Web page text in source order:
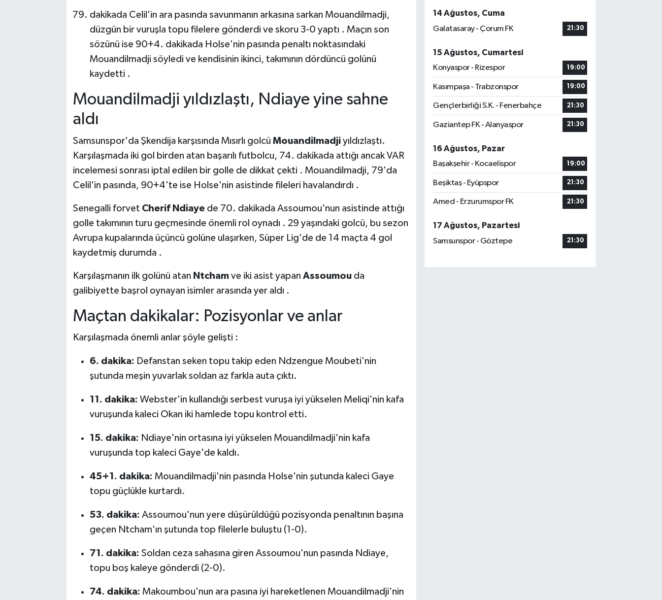
dakikada Celil'in ara pasında savunmanın arkasına sarkan Mouandilmadji,
düzgün bir vuruşla topu filelere gönderdi ve skoru 3-0 yaptı . Maçın son
sözünü ise 90+4. dakikada Holse'nin pasında penaltı noktasındaki
Mouandilmadji söyledi ve kendisinin ikinci, takımının dördüncü golünü
kaydetti .
Mouandilmadji yıldızlaştı, Ndiaye yine sahne
aldı
Samsunspor'da Şkendija karşısında Mısırlı golcü Mouandilmadjiyıldızlaştı.
Karşılaşmada iki gol birden atan başarılı futbolcu, 74. dakikada attığı ancak VAR
incelemesi sonrası iptal edilen bir golle de dikkat çekti . Mouandilmadji, 79'da
Celil'in pasında, 90+4'te ise Holse'nin asistinde fileleri havalandırdı .
Senegalli forvet Cherif Ndiayede 70. dakikada Assoumou'nun asistinde attığı
golle takımının turu geçmesinde önemli rol oynadı . 29 yaşındaki golcü, bu sezon
Avrupa kupalarında üçüncü golüne ulaşırken, Süper Lig'de de 14 maçta 4 gol
kaydetmiş durumda .
Karşılaşmanın ilk golünü atan Ntchamve iki asist yapan Assoumouda
galibiyette başrol oynayan isimler arasında yer aldı .
Maçtan dakikalar: Pozisyonlar ve anlar
Karşılaşmada önemli anlar şöyle gelişti :
6. dakika: Defanstan seken topu takip eden Ndzengue Moubeti'nin
şutunda meşin yuvarlak soldan az farkla auta çıktı.
11. dakika: Webster'in kullandığı serbest vuruşa iyi yükselen Meliqi'nin kafa
vuruşunda kaleci Okan iki hamlede topu kontrol etti.
15. dakika: Ndiaye'nin ortasına iyi yükselen Mouandilmadji'nin kafa
vuruşunda top kaleci Gaye'de kaldı.
45+1. dakika: Mouandilmadji'nin pasında Holse'nin şutunda kaleci Gaye
topu güçlükle kurtardı.
53. dakika: Assoumou'nun yere düşürüldüğü pozisyonda penaltının başına
geçen Ntcham'ın şutunda top filelerle buluştu (1-0).
71. dakika: Soldan ceza sahasına giren Assoumou'nun pasında Ndiaye,
topu boş kaleye gönderdi (2-0).
74. dakika: Makoumbou'nun ara pasına iyi hareketlenen Mouandilmadji'nin
14 Ağustos, Cuma
Galatasaray - Çorum FK
21:30
15 Ağustos, Cumartesi
Konyaspor - Rizespor
19:00
Kasımpaşa - Trabzonspor 19:00
Gençlerbirliği S.K. - Fenerbahçe 21:30
Gaziantep FK - Alanyaspor 21:30
16 Ağustos, Pazar
Başakşehir - Kocaelispor
19:00
Beşiktaş - Eyüpspor 21:30
Amed - Erzurumspor FK 21:30
17 Ağustos, Pazartesi
Samsunspor - Göztepe
21:30